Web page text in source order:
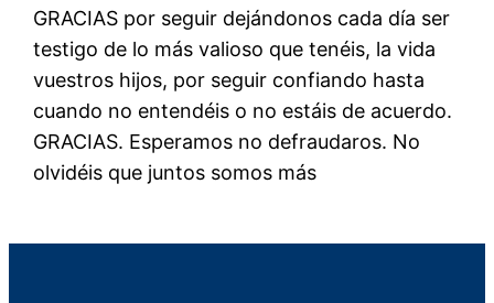
GRACIAS por seguir dejándonos cada día ser
testigo de lo más valioso que tenéis, la vida
vuestros hijos, por seguir confiando hasta
cuando no entendéis o no estáis de acuerdo.
GRACIAS. Esperamos no defraudaros. No
olvidéis que juntos somos más